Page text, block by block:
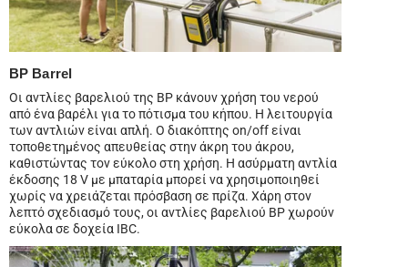
BP Barrel
Οι αντλίες βαρελιού της BP κάνουν χρήση του νερού
από ένα βαρέλι για το πότισμα του κήπου. Η λειτουργία
των αντλιών είναι απλή. Ο διακόπτης on/off είναι
τοποθετημένος απευθείας στην άκρη του άκρου,
καθιστώντας τον εύκολο στη χρήση. Η ασύρματη αντλία
έκδοσης 18 V με μπαταρία μπορεί να χρησιμοποιηθεί
χωρίς να χρειάζεται πρόσβαση σε πρίζα. Χάρη στον
λεπτό σχεδιασμό τους, οι αντλίες βαρελιού BP χωρούν
εύκολα σε δοχεία IBC.